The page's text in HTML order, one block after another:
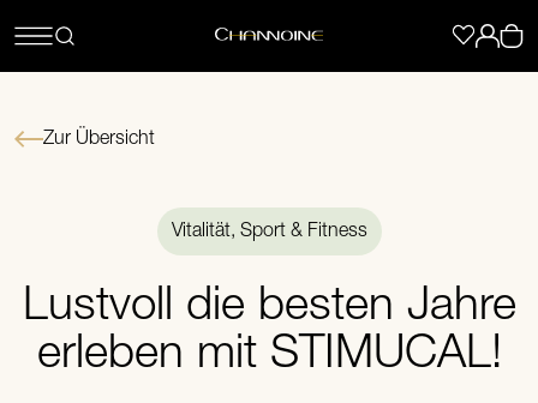
Zur Übersicht
Vitalität, Sport & Fitness
Lustvoll die besten Jahre
erleben mit STIMUCAL!